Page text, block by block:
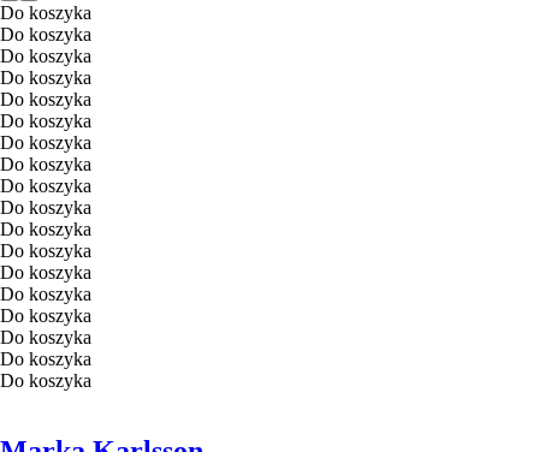
Do koszyka
Do koszyka
Do koszyka
Do koszyka
Do koszyka
Do koszyka
Do koszyka
Do koszyka
Do koszyka
Do koszyka
Do koszyka
Do koszyka
Do koszyka
Do koszyka
Do koszyka
Do koszyka
Do koszyka
Do koszyka